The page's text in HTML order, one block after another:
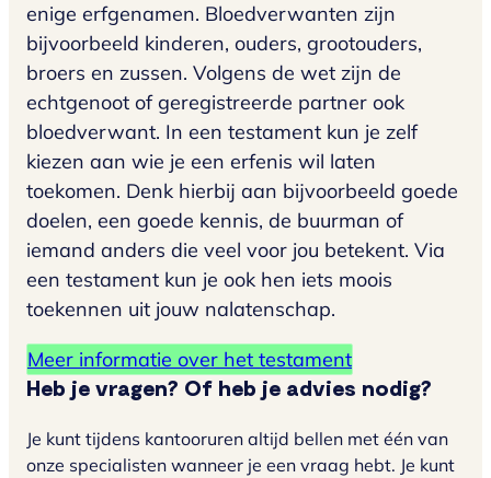
Heb je vragen? Of heb je advies nodig?
Je kunt tijdens kantooruren altijd bellen met één van
onze specialisten wanneer je een vraag hebt. Je kunt
enige erfgenamen. Bloedverwanten zijn
bijvoorbeeld kinderen, ouders, grootouders,
broers en zussen. Volgens de wet zijn de
echtgenoot of geregistreerde partner ook
bloedverwant. In een testament kun je zelf
kiezen aan wie je een erfenis wil laten
toekomen. Denk hierbij aan bijvoorbeeld goede
doelen, een goede kennis, de buurman of
iemand anders die veel voor jou betekent. Via
een testament kun je ook hen iets moois
toekennen uit jouw nalatenschap.
Meer informatie over het testament